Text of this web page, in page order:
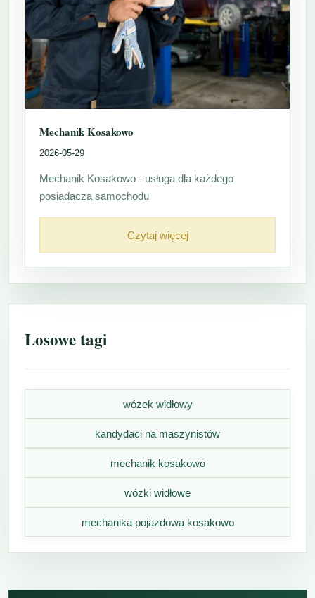
Mechanik Kosakowo
2026-05-29
Mechanik Kosakowo - usługa dla każdego
posiadacza samochodu
Czytaj więcej
Losowe tagi
wózek widłowy
kandydaci na maszynistów
mechanik kosakowo
wózki widłowe
mechanika pojazdowa kosakowo